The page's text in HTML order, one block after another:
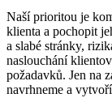
Naší prioritou je
klienta a pochopit
a slabé stránky,
naslouchání
požadavků. Jen na
navrhneme a